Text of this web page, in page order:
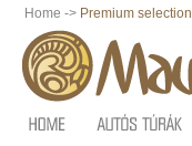
Home -> Premium selection